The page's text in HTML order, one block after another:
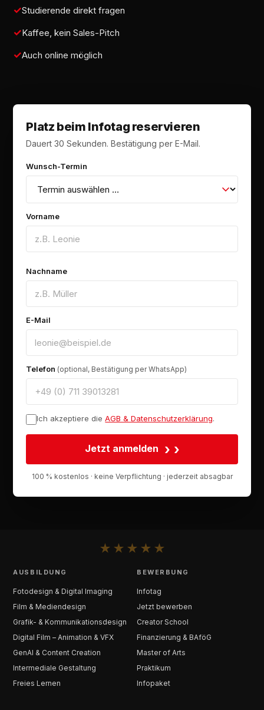
Studierende direkt fragen
Kaffee, kein Sales-Pitch
Auch online möglich
Platz beim Infotag reservieren
Dauert 30 Sekunden. Bestätigung per E-Mail.
Wunsch-Termin
Vorname
Nachname
E-Mail
Telefon (optional, Bestätigung per WhatsApp)
Ich akzeptiere die AGB & Datenschutzerklärung.
Jetzt anmelden ›
100 % kostenlos · keine Verpflichtung · jederzeit absagbar
★ ★ ★ ★ ★
AUSBILDUNG
Fotodesign & Digital Imaging
Film & Mediendesign
Grafik- & Kommunikationsdesign
Digital Film – Animation & VFX
GenAI & Content Creation
Intermediale Gestaltung
Freies Lernen
BEWERBUNG
Infotag
Jetzt bewerben
Creator School
Finanzierung & BAföG
Master of Arts
Praktikum
Infopaket